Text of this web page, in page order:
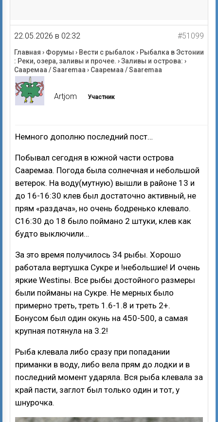
22.05.2026 в 02:32 #51099
Главная › Форумы › Вести с рыбалок› Рыбалка в Эстонии
: Реки, озера, заливы и прочее. ›Заливы и острова: ›
Сааремаа / Saaremaa› Сааремаа / Saaremaa
Artjom Участник
Немного дополню последний пост…
Побывал сегодня в южной части острова
Сааремаа. Погода была солнечная и небольшой
ветерок. На воду(мутную) вышли в районе 13 и
до 16-16:30 клев был достаточно активный, не
прям «раздача», но очень бодренько клевало.
С16:30 до 18 было поймано 2 штуки, клев как
будто выключили…
За это время получилось 34 рыбы. Хорошо
работала вертушка Сукре и !небольшие! И очень
яркие Westinы. Все рыбы достойного размеры
были пойманы на Сукре. Не мерных было
примерно треть, треть 1.6-1.8 и треть 2+.
Бонусом был один окунь на 450-500, а самая
крупная потянула на 3.2!
Рыба клевала либо сразу при попадании
приманки в воду, либо вела прям до лодки и в
последний момент ударяла. Вся рыба клевала за
край пасти, заглот был только один и тот, у
шнурочка.